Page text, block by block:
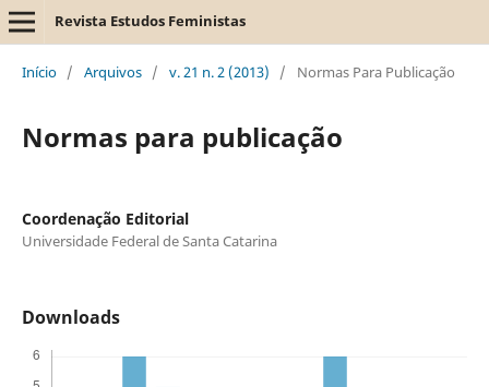
Revista Estudos Feministas
Início / Arquivos / v. 21 n. 2 (2013) / Normas Para Publicação
Normas para publicação
Coordenação Editorial
Universidade Federal de Santa Catarina
Downloads